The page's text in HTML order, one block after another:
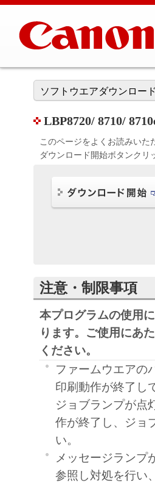
ソフトウエアダウンロー
LBP8720/ 8710/
このページをよくお読みい
ダウンロード開始ボタンク
注意・制限事項
本プログラムの使用
ります。ご使用にあ
ください。
ファームウエアの
印刷動作が終了し
ジョブランプが点
作が終了し、ジョ
い。
メッセージランプ
参照し対処を行い